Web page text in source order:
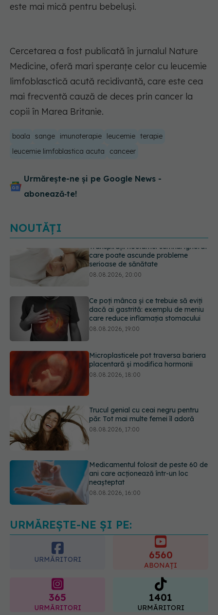
este mai mică pentru bebeluși.
Cercetarea a fost publicată în jurnalul Nature
Medicine, oferă mari speranțe celor cu leucemie
limfoblasctică acută recidivantă, care este cea
mai frecventă cauză de deces prin cancer la
copii în Marea Britanie.
boala sange imunoterapie leucemie terapie
leucemie limfoblastica acuta
canceer
Urmărește-ne și pe Google News -
abonează‑te!
NOUTĂȚI
Ce poți mânca și ce trebuie să eviți
dacă ai gastrită: exemplu de meniu
care reduce inflamația stomacului
Microplasticele pot traversa bariera
placentară și modifica hormonii
Trucul genial cu ceai negru pentru
păr. Tot mai multe femei îl adoră
Medicamentul folosit de peste 60 de
ani care acționează într-un loc
Transpirații nocturne: semnul ignorat
care poate ascunde probleme
serioase de sănătate
URMĂREȘTE-NE ȘI PE:
URMĂRITORI 6560
ABONAȚI
365
URMĂRITORI
1401
URMĂRITORI